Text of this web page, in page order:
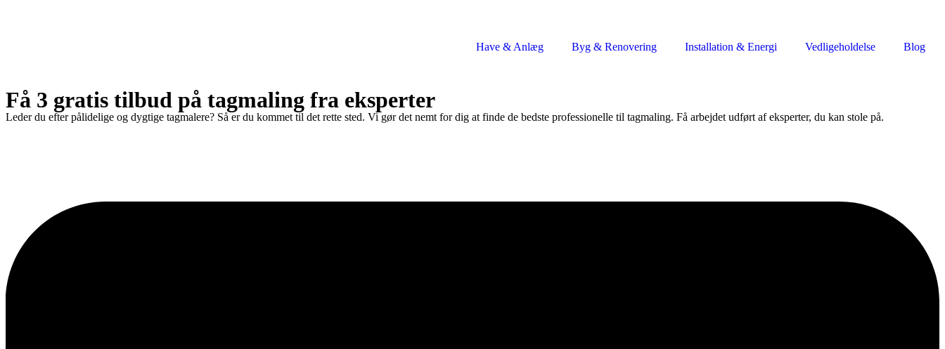
Have & Anlæg Byg & Renovering Installation & Energi Vedligeholdelse Blog
Få 3 gratis tilbud på tagmaling fra eksperter
Leder du efter pålidelige og dygtige tagmalere? Så er du kommet til det rette sted. Vi gør det nemt for dig at finde de bedste professionelle til tagmaling. Få arbejdet udført af eksperter, du kan stole på.